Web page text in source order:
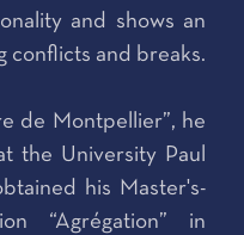
and shows an
conflicts and breaks.
de Montpellier”, he
the University Paul
his Master's-
“Agrégation” in